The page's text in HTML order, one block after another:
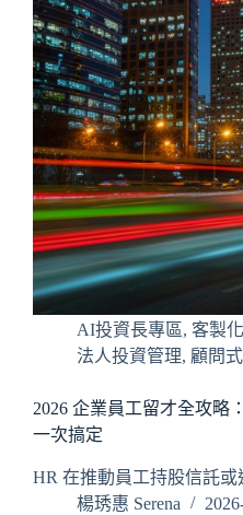
AI投資長專區, 客製
法人投資管理, 顧問
2026 企業員工留才全攻略
一次搞定
HR 在推動員工持股信託
楊琇惠 Serena